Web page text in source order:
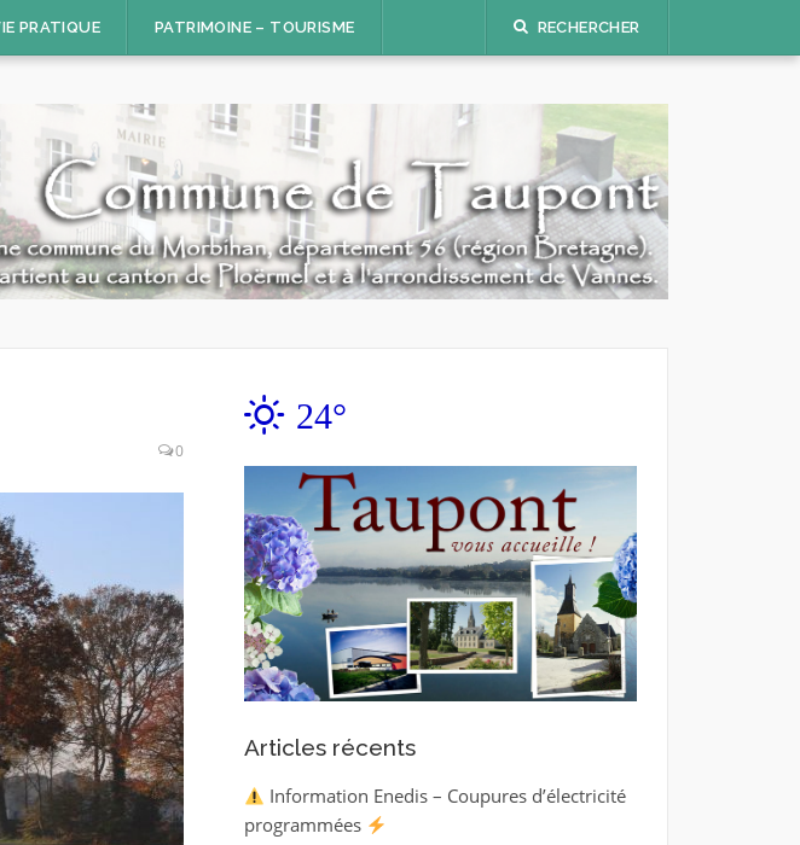
PRATIQUE PATRIMOINE – TOURISME RECHERCHER
0
24°
Articles récents
Information Enedis – Coupures d’électricité
programmées